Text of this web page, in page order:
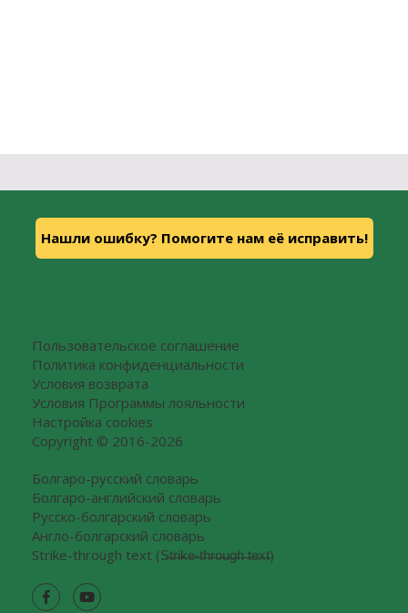
Нашли ошибку? Помогите нам её исправить!
Пользовательское соглашение
Политика конфиденциальности
Условия возврата
Условия Программы лояльности
Настройка cookies
Copyright © 2016-2026
Болгаро-русский словарь
Болгаро-английский словарь
Русско-болгарский словарь
Англо-болгарский словарь
Strike-through text (S̶t̶r̶i̶k̶e̶-̶t̶h̶r̶o̶u̶g̶h̶ ̶t̶e̶x̶t̶)